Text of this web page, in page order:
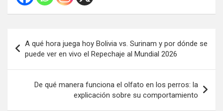
de
entradas
A qué hora juega hoy Bolivia vs. Surinam y por dónde se
puede ver en vivo el Repechaje al Mundial 2026
De qué manera funciona el olfato en los perros: la
explicación sobre su comportamiento